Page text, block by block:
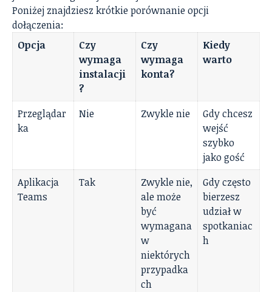
Poniżej znajdziesz krótkie porównanie opcji
dołączenia:
Opcja
Czy
wymaga
instalacji
?
Czy
wymaga
konta?
Kiedy
warto
Przeglądar
ka
Nie Zwykle nie
Gdy chcesz
wejść
szybko
jako gość
Aplikacja
Teams
Tak
Zwykle nie,
ale może
być
wymagana
w
niektórych
przypadka
ch
Gdy często
bierzesz
udział w
spotkaniac
h